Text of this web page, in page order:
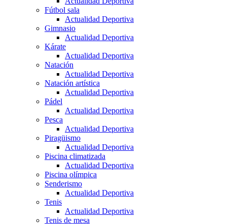
Fútbol sala
Actualidad Deportiva
Gimnasio
Actualidad Deportiva
Kárate
Actualidad Deportiva
Natación
Actualidad Deportiva
Natación artística
Actualidad Deportiva
Pádel
Actualidad Deportiva
Pesca
Actualidad Deportiva
Piragüismo
Actualidad Deportiva
Piscina climatizada
Actualidad Deportiva
Piscina olímpica
Senderismo
Actualidad Deportiva
Tenis
Actualidad Deportiva
Tenis de mesa